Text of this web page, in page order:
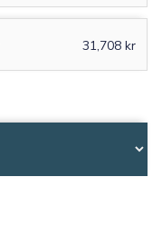
31,708 kr